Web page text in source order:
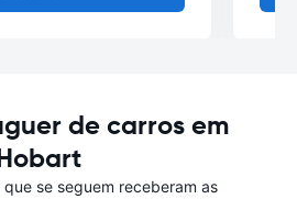
de carros em
se seguem receberam as